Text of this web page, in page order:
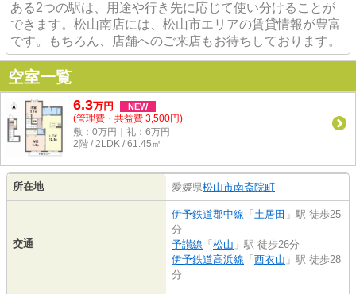
ある2つの駅は、用途や行き先に応じて使い分けることが
できます。松山南店には、松山市エリアの賃貸情報が豊富
です。もちろん、店舗へのご来店もお待ちしております。
空室一覧
6.3万円 NEW
(管理費・共益費 3,500円)
敷：0万円｜礼：6万円
2階 / 2LDK / 61.45㎡
所在地 愛媛県松山市南斎院町
交通
伊予鉄道郡中線 「 土居田 」駅 徒歩25
分
予讃線 「 松山 」駅 徒歩26分
伊予鉄道高浜線 「 西衣山 」駅 徒歩28
分